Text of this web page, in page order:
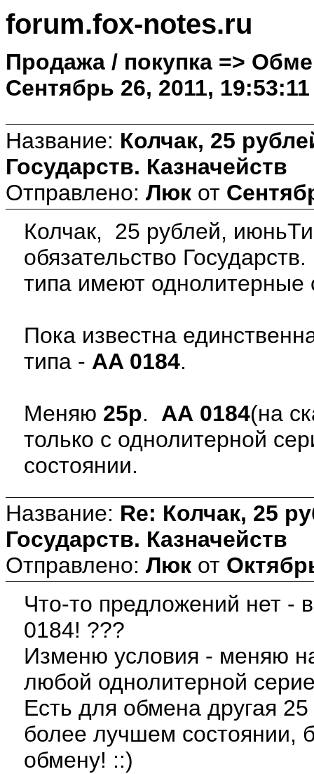
forum.fox-notes.ru
Продажа / покупка =>
Сентябрь 26, 2011, 19:53:11
Название: Колчак, 25
Государств. Казначейств
Отправлено: Люк от
Колчак, 25 рублей,
обязательство
типа имеют
Пока известна
типа - AA 0184.
Меняю 25р. АА 0184(на
только с однолитерной
состоянии.
Название: Re: Колчак, 25
Государств. Казначейств
Отправлено: Люк от
Что-то предложений нет -
0184! ???
Изменю условия - меняю
любой однолитерной
Есть для обмена другая
более лучшем состоянии,
обмену! ::)